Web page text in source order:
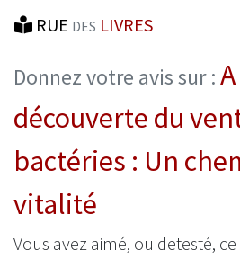
RUE DES LIVRES
Donnez votre avis sur :
découverte du
bactéries : Un
vitalité
Vous avez aimé, ou detesté, ce